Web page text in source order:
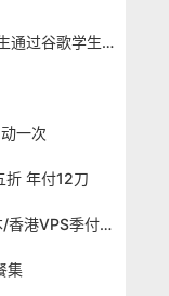
VPS 产品基
配备 NVMe
月付低至 6
立于2023年
主营 VPS /
盖中国香
VPS 产品基
为亚洲和美
月付低至 6
SheerID Verification Tool 帮助学生通过谷歌学生计划免费获得 Gemini Advanced
立于2023年
营 VPS /
盖中国香
VPS 产品基
为亚洲和美
月付低至 6
立于2023年
营 VPS /
覆盖中国香
VPS 产品基
为亚洲和美
一次
立于2023年
主营 VPS /
覆盖中国香
VPS 产品基
折 年付12刀
立于2023年
营 VPS /
盖中国香
LOCVPS 秋季促销全场7折起 日本/香港VPS季付63元
立于2023年
营 VPS /
集